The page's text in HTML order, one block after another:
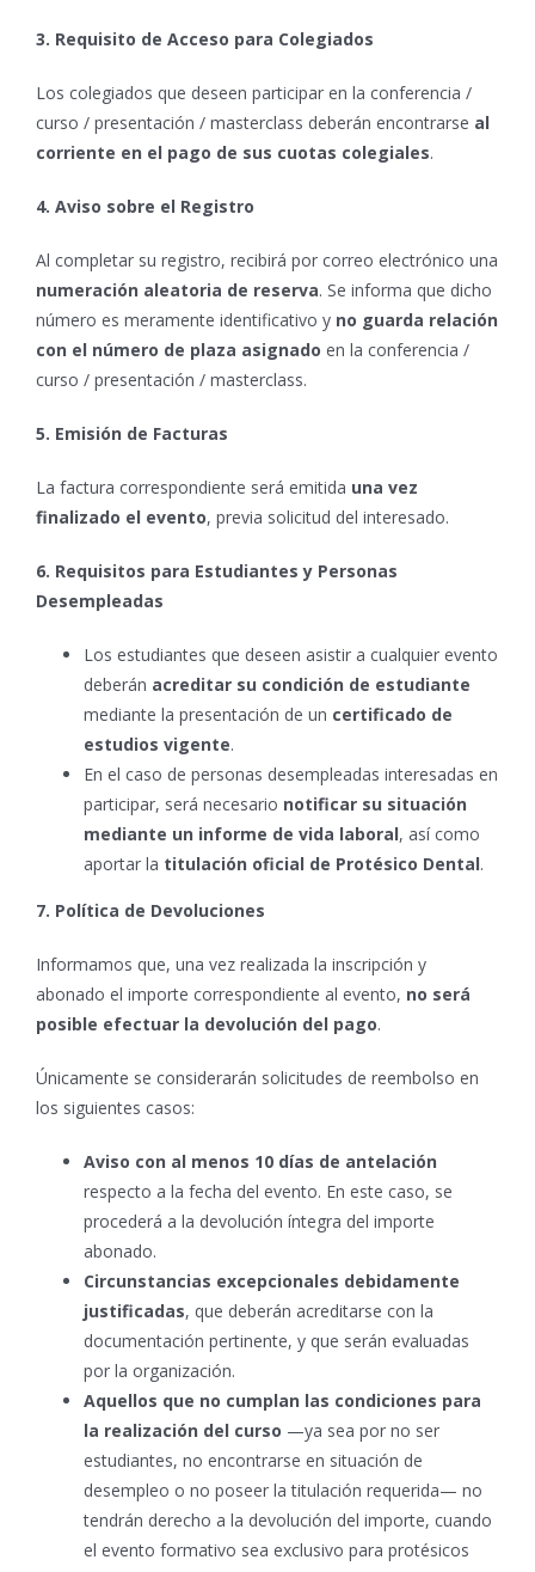
3. Requisito de Acceso para Colegiados
Los colegiados que deseen participar en la conferencia /
curso / presentación / masterclass deberán encontrarse al
corriente en el pago de sus cuotas colegiales.
4. Aviso sobre el Registro
Al completar su registro, recibirá por correo electrónico una
numeración aleatoria de reserva. Se informa que dicho
número es meramente identificativo y no guarda relación
con el número de plaza asignado en la conferencia /
curso / presentación / masterclass.
5. Emisión de Facturas
La factura correspondiente será emitida una vez
finalizado el evento, previa solicitud del interesado.
6. Requisitos para Estudiantes y Personas
Desempleadas
Los estudiantes que deseen asistir a cualquier evento
deberán acreditar su condición de estudiante
mediante la presentación de un certificado de
estudios vigente.
En el caso de personas desempleadas interesadas en
participar, será necesario notificar su situación
mediante un informe de vida laboral, así como
aportar la titulación oficial de Protésico Dental.
7. Política de Devoluciones
Informamos que, una vez realizada la inscripción y
abonado el importe correspondiente al evento, no será
posible efectuar la devolución del pago.
Únicamente se considerarán solicitudes de reembolso en
los siguientes casos:
Aviso con al menos 10 días de antelación
respecto a la fecha del evento. En este caso, se
procederá a la devolución íntegra del importe
abonado.
Circunstancias excepcionales debidamente
justificadas, que deberán acreditarse con la
documentación pertinente, y que serán evaluadas
por la organización.
Aquellos que no cumplan las condiciones para
la realización del curso —ya sea por no ser
estudiantes, no encontrarse en situación de
desempleo o no poseer la titulación requerida— no
tendrán derecho a la devolución del importe, cuando
el evento formativo sea exclusivo para protésicos